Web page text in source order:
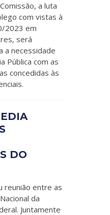
a luta
com vistas à
2023 em
será
a necessidade
Pública com as
concedidas às
DO
reunião entre as
da
Juntamente